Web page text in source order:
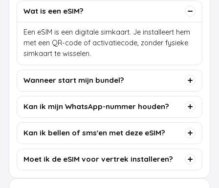
Wat is een eSIM?
Een eSIM is een digitale simkaart. Je installeert hem
met een QR-code of activatiecode, zonder fysieke
simkaart te wisselen.
Wanneer start mijn bundel?
Kan ik mijn WhatsApp-nummer houden?
Kan ik bellen of sms'en met deze eSIM?
Moet ik de eSIM voor vertrek installeren?